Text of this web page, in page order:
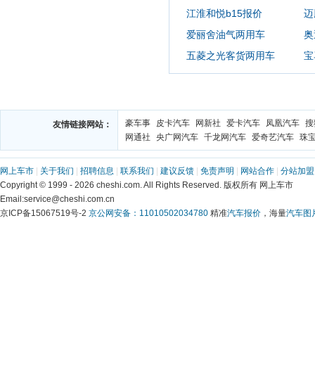
江淮和悦b15报价
爱丽舍油气两用车
五菱之光客货两用车
友情链接网站： 豪车事 皮卡汽车 网新社 爱卡汽车 凤凰汽车
网通社
央广网汽车 千龙网汽车 爱奇艺汽车 珠
网上车市 关于我们 招聘信息 联系我们 建议反馈 免责声明 网站合作
分站加盟
Copyright © 1999 - 2026 cheshi.com. All Rights Reserved. 版权所有 网上车市
Email:service@cheshi.com.cn
京ICP备15067519号-2 京公网安备：11010502034780 精准汽车报价 ，海量汽车图